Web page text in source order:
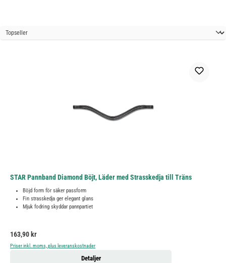
STAR Pannband Diamond Böjt, Läder med Strasskedja till Träns
Böjd form för säker passform
Fin strasskedja ger elegant glans
Mjuk fodring skyddar pannpartiet
Ordinarie pris:
163,90 kr
Priser inkl. moms, plus leveranskostnader
Detaljer